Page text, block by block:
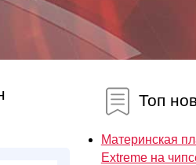
Топ
Материнская
Extreme на